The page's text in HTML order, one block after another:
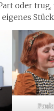
oder trug,